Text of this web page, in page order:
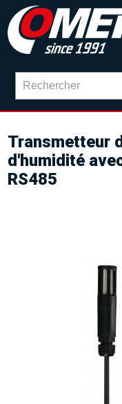
Transmetteur
d'humidité
RS485